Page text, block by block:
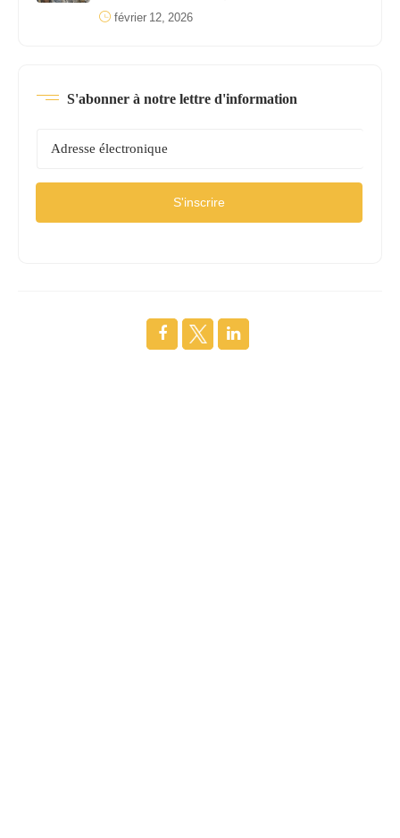
février 12, 2026
S'abonner à notre lettre d'information
S'inscrire